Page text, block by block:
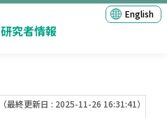
研究者情報
English
（最終更新日 : 2025-11-26 16:31:41）